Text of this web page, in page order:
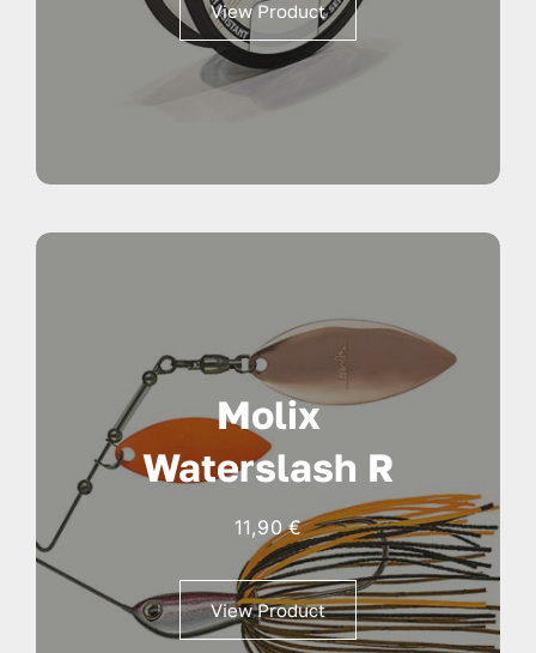
da
View Product
Molix
Waterslash R
11,90€
View Product